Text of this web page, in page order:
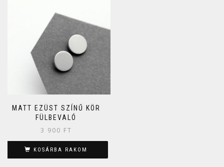
MATT EZÜST SZÍNŰ KÖR
FÜLBEVALÓ
3 900 FT
KOSÁRBA RAKOM